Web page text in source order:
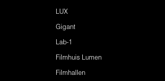
LUX
Gigant
Lab-1
Filmhuis Lumen
Filmhallen